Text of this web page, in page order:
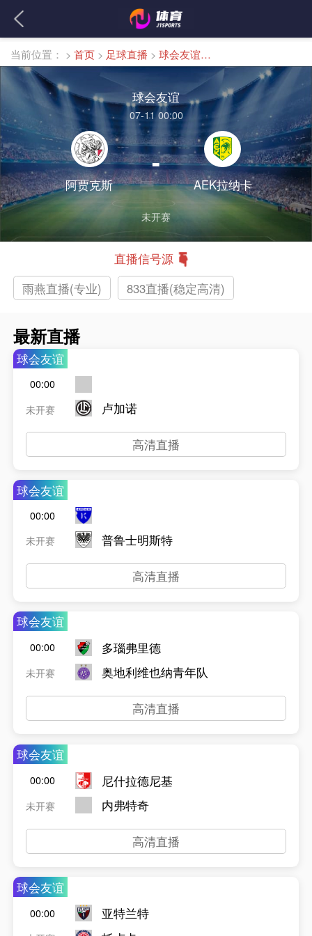
当前位置： > 首页 > 足球直播 > 球会友谊直播
球会友谊
07-11 00:00
阿贾克斯
-
AEK拉纳卡
未开赛
直播信号源
雨燕直播(专业)
833直播(稳定高清)
最新直播
球会友谊
00:00
未开赛
卢加诺
高清直播
球会友谊
00:00
未开赛
普鲁士明斯特
高清直播
球会友谊
00:00
未开赛
多瑙弗里德
奥地利维也纳青年队
高清直播
球会友谊
00:00
未开赛
尼什拉德尼基
内弗特奇
高清直播
球会友谊
00:00
亚特兰特